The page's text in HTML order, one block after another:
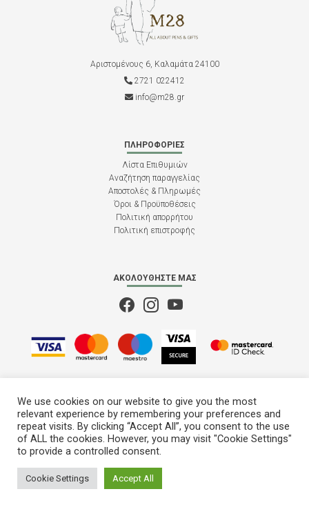
Αριστομένους 6, Καλαμάτα 24100
2721 022412
info@m28.gr
ΠΛΗΡΟΦΟΡΊΕΣ
Λίστα Επιθυμιών
Αναζήτηση παραγγελίας
Αποστολές & Πληρωμές
Όροι & Προϋποθέσεις
Πολιτική απορρήτου
Πολιτική επιστροφής
ΑΚΟΛΟΥΘΉΣΤΕ ΜΑΣ
M28 © 2022 - 2026
We use cookies on our website to give you the most
relevant experience by remembering your preferences and
repeat visits. By clicking “Accept All”, you consent to the use
of ALL the cookies. However, you may visit "Cookie Settings"
to provide a controlled consent.
Cookie Settings Accept All